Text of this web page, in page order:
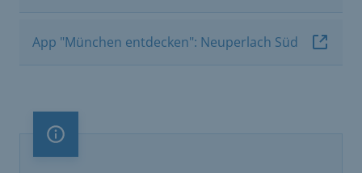
App "München entdecken": Neuperlach Süd
Information